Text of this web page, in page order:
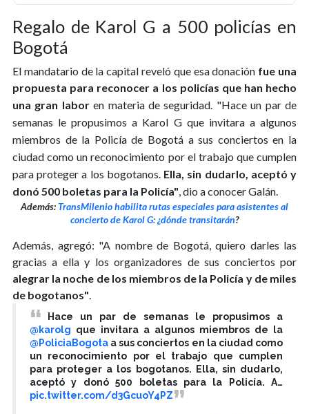
Regalo de Karol G a 500 policías en
Bogotá
El mandatario de la capital reveló que esa donación fue una
propuesta para reconocer a los policías que han hecho
una gran laboren materia de seguridad. "Hace un par de
semanas le propusimos a Karol G que invitara a algunos
miembros de la Policía de Bogotá a sus conciertos en la
ciudad como un reconocimiento por el trabajo que cumplen
para proteger a los bogotanos. Ella, sin dudarlo, aceptó y
donó 500 boletas para la Policía", dio a conocer Galán.
Además:TransMilenio habilita rutas especiales para asistentes al
concierto de Karol G: ¿dónde transitarán?
Además, agregó: "A nombre de Bogotá, quiero darles las
gracias a ella y los organizadores de sus conciertos por
alegrar la noche de los miembros de la Policía y de miles
de bogotanos".
Hace un par de semanas le propusimos a
@karolg que invitara a algunos miembros de la
@PoliciaBogota a sus conciertos en la ciudad como
un reconocimiento por el trabajo que cumplen
para proteger a los bogotanos. Ella, sin dudarlo,
aceptó y donó 500 boletas para la Policía. A…
pic.twitter.com/d3GcuoY4PZ